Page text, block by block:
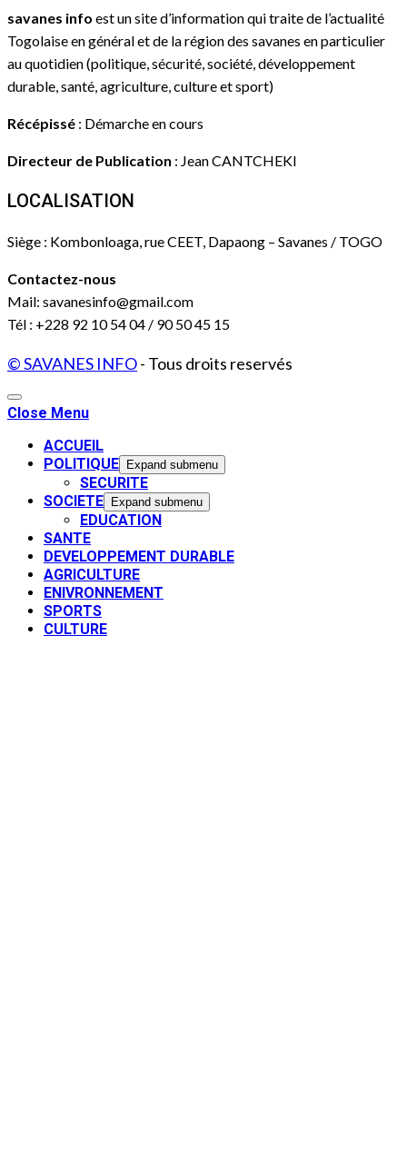
savanes info est un site d’information qui traite de l’actualité
Togolaise en général et de la région des savanes en particulier
au quotidien (politique, sécurité, société, développement
durable, santé, agriculture, culture et sport)
Récépissé : Démarche en cours
Directeur de Publication : Jean CANTCHEKI
LOCALISATION
Siège : Kombonloaga, rue CEET, Dapaong – Savanes / TOGO
Contactez-nous
Mail: savanesinfo@gmail.com
Tél : +228 92 10 54 04 / 90 50 45 15
© SAVANES INFO- Tous droits reservés
Close Menu
ACCUEIL
POLITIQUE
Expand submenu
SECURITE
SOCIETE
Expand submenu
EDUCATION
SANTE
DEVELOPPEMENT DURABLE
AGRICULTURE
ENIVRONNEMENT
SPORTS
CULTURE